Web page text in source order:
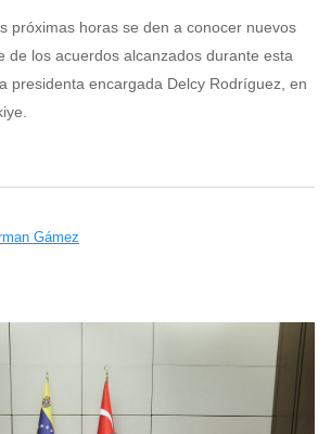
próximas horas se den a conocer nuevos
de los acuerdos alcanzados durante esta
presidenta encargada Delcy Rodríguez, en
Gámez